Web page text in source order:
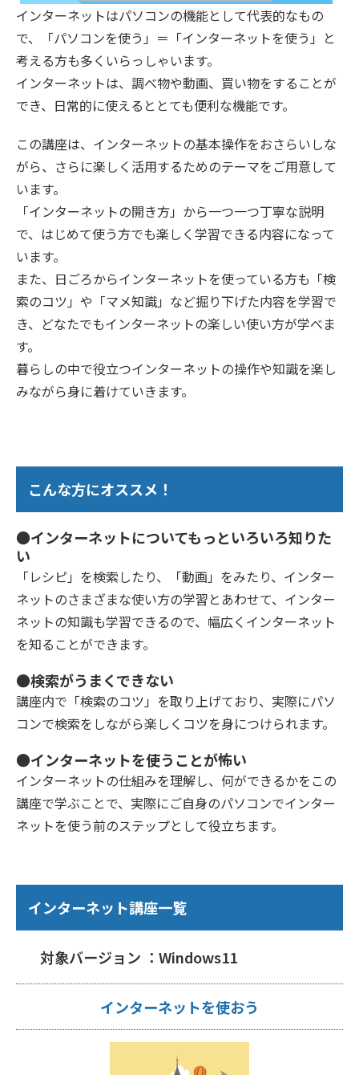
インターネットはパソコンの機能として代表的なもの
で、「パソコンを使う」＝「インターネットを使う」と
考える方も多くいらっしゃいます。
インターネットは、調べ物や動画、買い物をすることが
でき、日常的に使えるととても便利な機能です。
この講座は、インターネットの基本操作をおさらいしな
がら、さらに楽しく活用するためのテーマをご用意して
います。
「インターネットの開き方」から一つ一つ丁寧な説明
で、はじめて使う方でも楽しく学習できる内容になって
います。
また、日ごろからインターネットを使っている方も「検
索のコツ」や「マメ知識」など掘り下げた内容を学習で
き、どなたでもインターネットの楽しい使い方が学べま
す。
暮らしの中で役立つインターネットの操作や知識を楽し
みながら身に着けていきます。
こんな方にオススメ！
●インターネットについてもっといろいろ知りた
い
「レシピ」を検索したり、「動画」をみたり、インター
ネットのさまざまな使い方の学習とあわせて、インター
ネットの知識も学習できるので、幅広くインターネット
を知ることができます。
●検索がうまくできない
講座内で「検索のコツ」を取り上げており、実際にパソ
コンで検索をしながら楽しくコツを身につけられます。
●インターネットを使うことが怖い
インターネットの仕組みを理解し、何ができるかをこの
講座で学ぶことで、実際にご自身のパソコンでインター
ネットを使う前のステップとして役立ちます。
インターネット講座一覧
対象バージョン ：Windows11
インターネットを使おう